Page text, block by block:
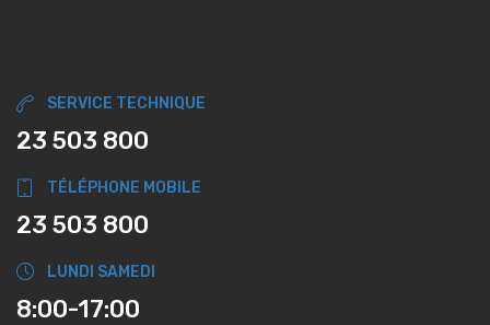
SERVICE TECHNIQUE
23 503 800
TÉLÉPHONE MOBILE
23 503 800
LUNDI SAMEDI
8:00-17:00